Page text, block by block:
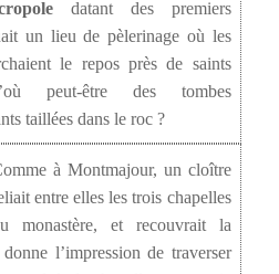
datant des premiers
un lieu de pèlerinage où les
le repos près de saints
peut-être des tombes
taillées dans le roc ?
à Montmajour, un cloître
entre elles les trois chapelles
monastère, et recouvrait la
l’impression de traverser